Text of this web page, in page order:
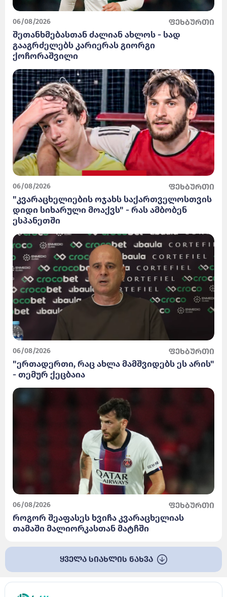
06/08/2026 ფეხბურთი
შეთანხმებასთან ძალიან ახლოს - სად
გააგრძელებს კარიერას გიორგი
ქოჩორაშვილი
06/08/2026 ფეხბურთი
"კვარაცხელიების ოჯახს საქართველოსთვის
დიდი სიხარული მოაქვს" - რას ამბობენ
ესპანეთში
06/08/2026 ფეხბურთი
"ერთადერთი, რაც ახლა მამშვიდებს ეს არის"
- თემურ ქეცბაია
06/08/2026 ფეხბურთი
როგორ შეაფასეს ხვიჩა კვარაცხელიას
თამაში მალიორკასთან მატჩში
ყველა სიახლის ნახვა